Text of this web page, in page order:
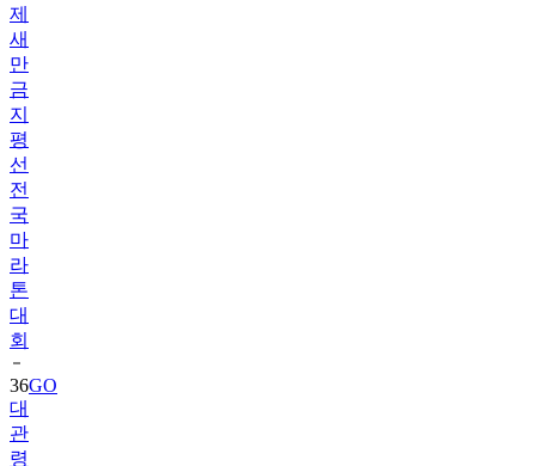
제
새
만
금
지
평
선
전
국
마
라
톤
대
회
36GO
대
관
령